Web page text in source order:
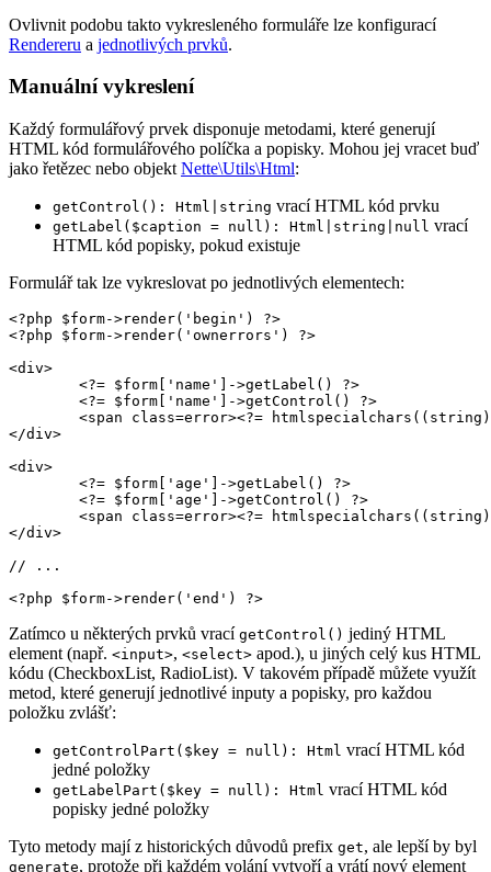
Ovlivnit podobu takto vykresleného formuláře lze konfigurací
Rendereru a jednotlivých prvků.
Manuální vykreslení
Každý formulářový prvek disponuje metodami, které generují
HTML kód formulářového políčka a popisky. Mohou jej vracet buď
jako řetězec nebo objekt Nette\Utils\Html:
getControl(): Html|string vrací HTML kód prvku
getLabel($caption = null): Html|string|null vrací
HTML kód popisky, pokud existuje
Formulář tak lze vykreslovat po jednotlivých elementech:
<?php $form->render('begin') ?>
<?php $form->render('ownerrors') ?>
<div>
</div>
<div>
</div>
// ...
Zatímco u některých prvků vrací getControl() jediný HTML
element (např. <input>, <select> apod.), u jiných celý kus HTML
kódu (CheckboxList, RadioList). V takovém případě můžete využít
metod, které generují jednotlivé inputy a popisky, pro každou
položku zvlášť:
getControlPart($key = null): Html vrací HTML kód
jedné položky
getLabelPart($key = null): Html vrací HTML kód
popisky jedné položky
Tyto metody mají z historických důvodů prefix get, ale lepší by byl
generate, protože při každém volání vytvoří a vrátí nový element